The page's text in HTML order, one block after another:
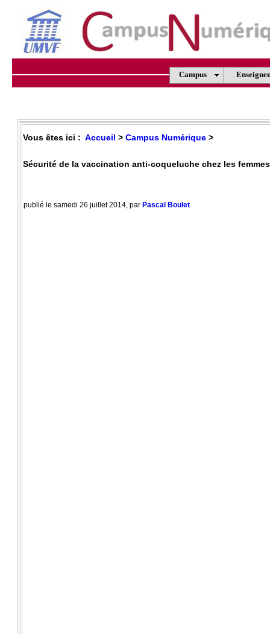
Campus
Vous êtes ici : Accueil > Campus Numérique >
Sécurité de la vaccination anti-coqueluche chez les
publié le samedi 26 juillet 2014, par Pascal Boulet